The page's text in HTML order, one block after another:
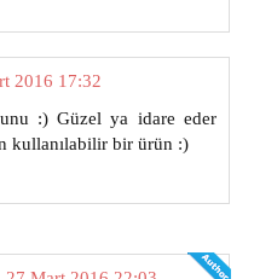
2016 17:32
:) Güzel ya idare eder
kullanılabilir bir ürün :)